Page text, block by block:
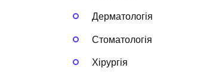
Дерматологія
Стоматологія
Хірургія